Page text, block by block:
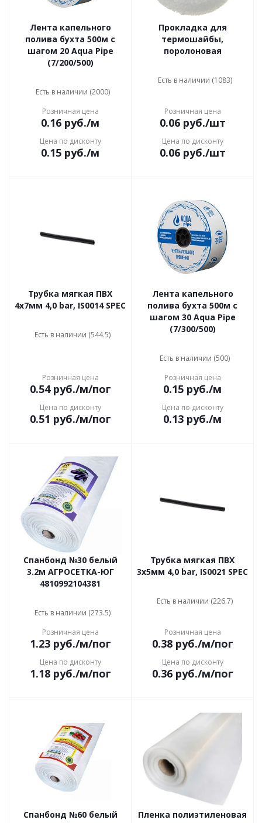
Лента капельного
полива бухта 500м с
шагом 20 Aqua Pipe
(7/200/500)
Есть в наличии (2000)
Розничная цена
0.16 руб./м
Цена по дисконту
0.15 руб./м
Прокладка для
термошайбы,
поролоновая
Есть в наличии (1083)
Розничная цена
0.06руб./шт
Цена по дисконту
0.06руб./шт
Трубка мягкая ПВХ
4х7мм 4,0 bar, IS0014 SPEC
Есть в наличии (544.5)
Розничная цена
0.54руб./м/пог
Цена по дисконту
0.51 руб./м/пог
Лента капельного
полива бухта 500м с
шагом 30 Aqua Pipe
(7/300/500)
Есть в наличии (500)
Розничная цена
0.15 руб./м
Цена по дисконту
0.13 руб./м
Спанбонд №30 белый
3.2м АГРОСЕТКА-ЮГ
4810992104381
Есть в наличии (273.5)
Розничная цена
1.23руб./м/пог
Цена по дисконту
1.18руб./м/пог
Трубка мягкая ПВХ
3х5мм 4,0 bar, IS0021 SPEC
Есть в наличии (226.7)
Розничная цена
0.38руб./м/пог
Цена по дисконту
0.36руб./м/пог
Спанбонд №60 белый
Пленка полиэтиленовая